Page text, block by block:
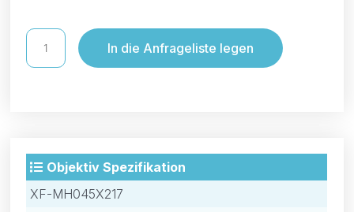
In die Anfrageliste legen
Objektiv Spezifikation
XF-MH045X217